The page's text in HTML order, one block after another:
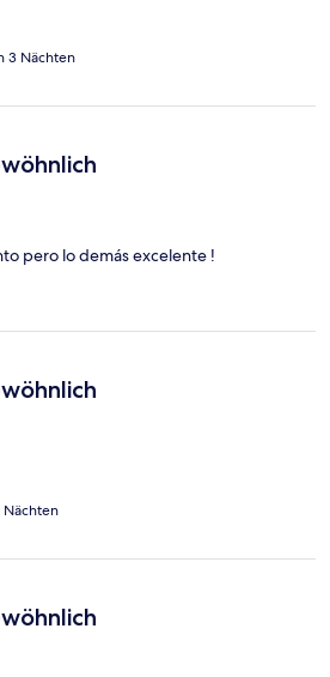
3 Nächten
pero lo demás excelente !
Nächten